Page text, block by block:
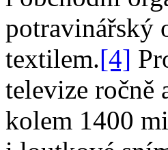
potravinářský
textilem.[4]
televize ročně
kolem 1400